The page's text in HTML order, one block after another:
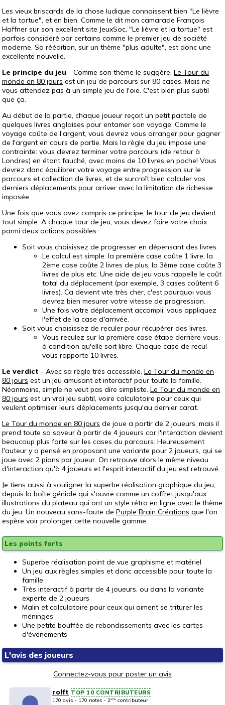
Les vieux briscards de la chose ludique connaissent bien "Le lièvre
et la tortue", et en bien. Comme le dit mon camarade François
Haffner sur son excellent site JeuxSoc, "Le lièvre et la tortue" est
parfois considéré par certains comme le premier jeu de société
moderne. Sa réédition, sur un thème "plus adulte", est donc une
excellente nouvelle.
Le principe du jeu - Comme son thème le suggère, Le Tour du
monde en 80 jours est un jeu de parcours sur 80 cases. Mais ne
vous attendez pas à un simple jeu de l'oie. C'est bien plus subtil
que ça.
Au début de la partie, chaque joueur reçoit un petit pactole de
quelques livres anglaises pour entamer son voyage. Comme le
voyage coûte de l'argent, vous devrez vous arranger pour gagner
de l'argent en cours de partie. Mais la règle du jeu impose une
contrainte: vous devrez terminer votre parcours (de retour à
Londres) en étant fauché, avec moins de 10 livres en poche! Vous
devrez donc équilibrer votre voyage entre progression sur le
parcours et collection de livres, et de surcroît bien calculer vos
derniers déplacements pour arriver avec la limitation de richesse
imposée.
Une fois que vous avez compris ce principe, le tour de jeu devient
tout simple. A chaque tour de jeu, vous devez faire votre choix
parmi deux actions possibles:
Soit vous choisissez de progresser en dépensant des livres.
Le calcul est simple: la première case coûte 1 livre, la
2ème case coûte 2 livres de plus, la 3ème case coûte 3
livres de plus etc. Une aide de jeu vous rappelle le coût
total du déplacement (par exemple, 3 cases coûtent 6
livres). Ca devient vite très cher, c'est pourquoi vous
devrez bien mesurer votre vitesse de progression.
Une fois votre déplacement accompli, vous appliquez
l'effet de la case d'arrivée.
Soit vous choisissez de reculer pour récupérer des livres.
Vous reculez sur la première case étape derrière vous,
à condition qu'elle soit libre. Chaque case de recul
vous rapporte 10 livres.
Le verdict - Avec sa règle très accessible, Le Tour du monde en
80 jours est un jeu amusant et interactif pour toute la famille.
Néanmoins, simple ne veut pas dire simpliste. Le Tour du monde en
80 jours est un vrai jeu subtil, voire calculatoire pour ceux qui
veulent optimiser leurs déplacements jusqu'au dernier carat.
Le Tour du monde en 80 jours de joue a partir de 2 joueurs, mais il
prend toute sa saveur à partir de 4 joueurs car l'interaction devient
beaucoup plus forte sur les cases du parcours. Heureusement
l'auteur y a pensé en proposant une variante pour 2 joueurs, qui se
joue avec 2 pions par joueur. On retrouve alors le même niveau
d'interaction qu'à 4 joueurs et l'esprit interactif du jeu est retrouvé.
Je tiens aussi à souligner la superbe réalisation graphique du jeu,
depuis la boîte géniale qui s'ouvre comme un coffret jusqu'aux
illustrations du plateau qui ont un style rétro en ligne avec le thème
du jeu. Un nouveau sans-faute de Purple Brain Créations que l'on
espère voir prolonger cette nouvelle gamme.
Les points forts
Superbe réalisation point de vue graphisme et matériel
Un jeu aux règles simples et donc accessible pour toute la
famille
Très interactif à partir de 4 joueurs, ou dans la variante
experte de 2 joueurs
Malin et calculatoire pour ceux qui aiment se triturer les
méninges
Une petite bouffée de rebondissements avec les cartes
d'événements
L'avis des joueurs
Connectez-vous pour poster un avis
rolft TOP 10 CONTRIBUTEURS
170 avis - 170 notes - 2ème contributeur